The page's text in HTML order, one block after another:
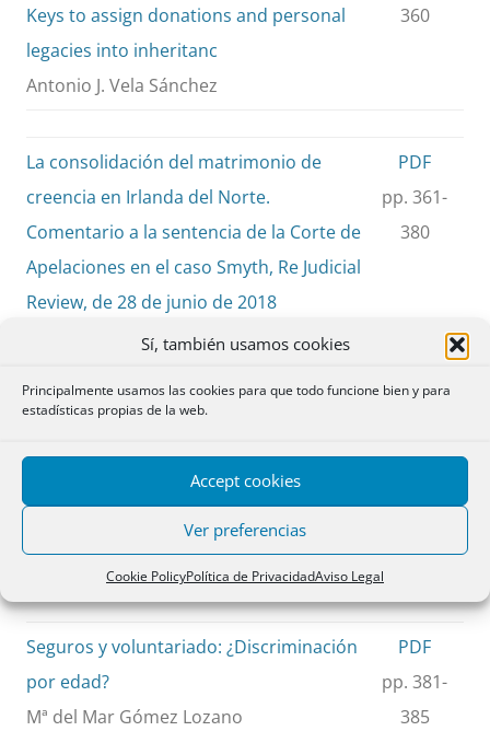
Sí, también usamos cookies
Principalmente usamos las cookies para que todo funcione bien y para
estadísticas propias de la web.
Accept cookies
Ver preferencias
Cookie PolicyPolítica de PrivacidadAviso Legal
Keys to assign donations and personal
legacies into inheritanc
Antonio J. Vela Sánchez
360
La consolidación del matrimonio de
creencia en Irlanda del Norte.
Comentario a la sentencia de la Corte de
Apelaciones en el caso Smyth, Re Judicial
Review, de 28 de junio de 2018
The recognition of belief marriages in
decision of the Court of Appeal in
José Ramón Polo Sabau
PDF
pp. 361-
380
CUESTIONES
Seguros y voluntariado: ¿Discriminación
por edad?
Mª del Mar Gómez Lozano
PDF
pp. 381-
385